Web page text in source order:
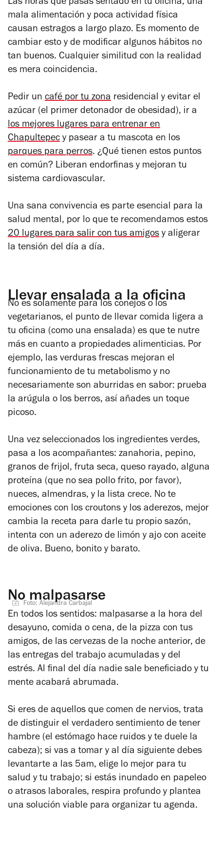
Las horas que pasas sentado en tu oficina, una
mala alimentación y poca actividad física
causan estragos a largo plazo. Es momento de
cambiar esto y de modificar algunos hábitos no
tan buenos. Cualquier similitud con la realidad
es mera coincidencia.
Pedir un café por tu zona residencial y evitar el
azúcar (el primer detonador de obesidad), ir a
los mejores lugares para entrenar en
Chapultepec y pasear a tu mascota en los
parques para perros. ¿Qué tienen estos puntos
en común? Liberan endorfinas y mejoran tu
sistema cardiovascular.
Una sana convivencia es parte esencial para la
salud mental, por lo que te recomendamos estos
20 lugares para salir con tus amigos y aligerar
la tensión del día a día.
Llevar ensalada a la oficina
No es solamente para los conejos o los
vegetarianos, el punto de llevar comida ligera a
tu oficina (como una ensalada) es que te nutre
más en cuanto a propiedades alimenticias. Por
ejemplo, las verduras frescas mejoran el
funcionamiento de tu metabolismo y no
necesariamente son aburridas en sabor: prueba
la arúgula o los berros, así añades un toque
picoso.
Una vez seleccionados los ingredientes verdes,
pasa a los acompañantes: zanahoria, pepino,
granos de frijol, fruta seca, queso rayado, alguna
proteína (que no sea pollo frito, por favor),
nueces, almendras, y la lista crece. No te
emociones con los croutons y los aderezos, mejor
cambia la receta para darle tu propio sazón,
intenta con un aderezo de limón y ajo con aceite
de oliva. Bueno, bonito y barato.
No malpasarse
Foto: Alejandra Carbajal
En todos los sentidos: malpasarse a la hora del
desayuno, comida o cena, de la pizza con tus
amigos, de las cervezas de la noche anterior, de
las entregas del trabajo acumuladas y del
estrés. Al final del día nadie sale beneficiado y tu
mente acabará abrumada.
Si eres de aquellos que comen de nervios, trata
de distinguir el verdadero sentimiento de tener
hambre (el estómago hace ruidos y te duele la
cabeza); si vas a tomar y al día siguiente debes
levantarte a las 5am, elige lo mejor para tu
salud y tu trabajo; si estás inundado en papeleo
o atrasos laborales, respira profundo y plantea
una solución viable para organizar tu agenda.